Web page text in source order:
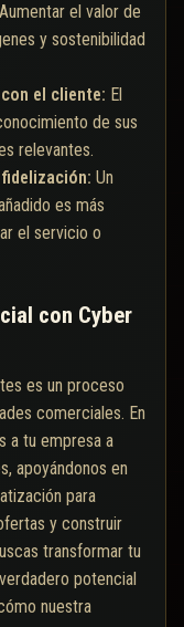
Aumentar el valor de
y sostenibilidad
el cliente: El
de sus
relevantes.
Un
es más
el servicio o
con Cyber
es un proceso
comerciales. En
a tu empresa a
apoyándonos en
para
y construir
transformar tu
potencial
nuestra